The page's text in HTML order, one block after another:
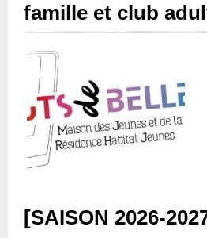
famille et club
[SAISON 2026-